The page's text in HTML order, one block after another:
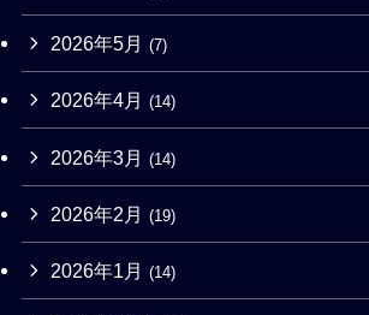
2026年5月 (7)
2026年4月 (14)
2026年3月 (14)
2026年2月 (19)
2026年1月 (14)